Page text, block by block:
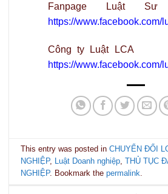
Fanpage Luật Sư
https://www.facebook.com/
Công ty
https://www.facebook.com/
This entry was posted inCHUYỂN ĐỔI
NGHIỆP, Luật Doanh nghiệp ,THỦ TỤC
NGHIỆP. Bookmark thepermalink